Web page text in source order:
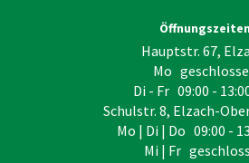
Hauptstr. 67,
Mo
Di - Fr 09:00 -
Schulstr. 8, Elzach-
Mo | Di | Do 09:00 -
Mi | Fr